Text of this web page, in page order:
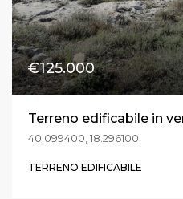
€125.000
40.099400, 18.296100
TERRENO EDIFICABILE